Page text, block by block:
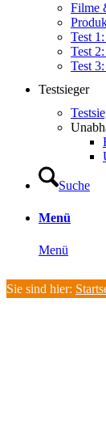
Filme
Test
Test
Test
Testsieger
Suche
Menü
Menü
Sie sind hier: